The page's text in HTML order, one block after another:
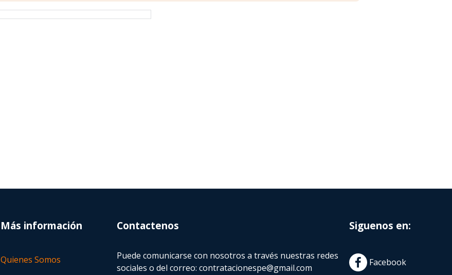
Más información
Quienes Somos
Contactenos
Puede comunicarse con nosotros a través nuestras redes
sociales o del correo:contratacionespe@gmail.com
Siguenos en:
Facebook